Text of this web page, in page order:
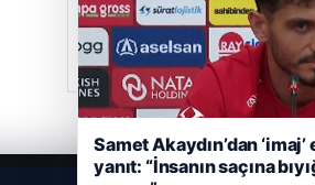
26/05/2026
Samet Akaydın’dan
yanıt: “İnsanın saçına